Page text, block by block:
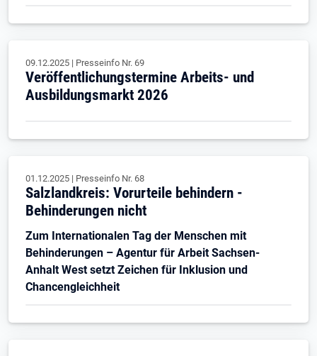
09.12.2025 | Presseinfo Nr. 69
Veröffentlichungstermine Arbeits- und
Ausbildungsmarkt 2026
01.12.2025 | Presseinfo Nr. 68
Salzlandkreis: Vorurteile behindern -
Behinderungen nicht
Zum Internationalen Tag der Menschen mit
Behinderungen – Agentur für Arbeit Sachsen-
Anhalt West setzt Zeichen für Inklusion und
Chancengleichheit